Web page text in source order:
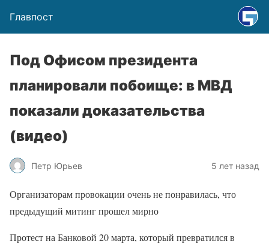
Главпост
Под Офисом президента
планировали побоище: в МВД
показали доказательства
(видео)
Петр Юрьев 5 лет назад
Организаторам провокации очень не понравилась, что
предыдущий митинг прошел мирно
Протест на Банковой 20 марта, который превратился в